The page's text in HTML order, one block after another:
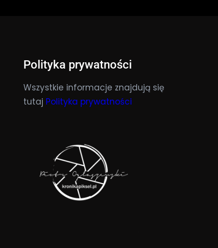
Polityka prywatności
Wszystkie informacje znajdują się
tutaj Polityka prywatności